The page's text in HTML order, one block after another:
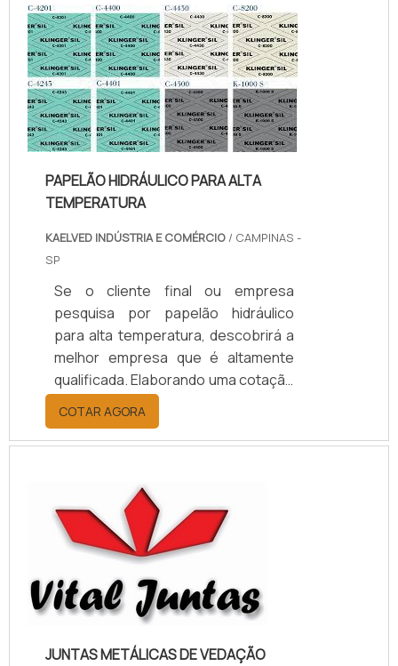
temperatura, com os colaboradores
da kaelved obterá excelente custo-
benefício com assessoria técnica
especializada.UM POUCO MAIS
SOBRE JUNTAS DE TEFLON
TEMPERA...
PAPELÃO HIDRÁULICO PARA ALTA
TEMPERATURA
KAELVED INDÚSTRIA E COMÉRCIO / CAMPINAS -
SP
Se o cliente final ou empresa
pesquisa por papelão hidráulico
para alta temperatura, descobrirá a
melhor empresa que é altamente
qualificada. Elaborando uma cotação
por meio da plataforma e
descobrindo a melhor referência do
mercado.MAIS INFORMAÇÕES
HIDRÁULICO PARA ALTA
TEMPERATURASe alguém pesquisar
papelão hidráulico para alta
temperatura encontra na internet a
kaelved. Uma empresa com alto
know-how em laudos ...
COTAR AGORA
JUNTAS METÁLICAS DE VEDAÇÃO